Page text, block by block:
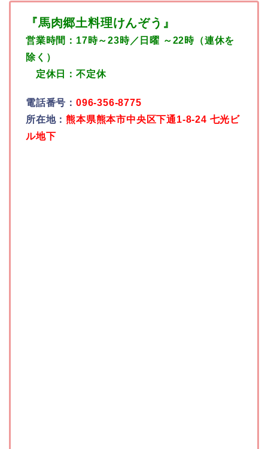
『馬肉郷土料理けんぞう』
営業時間：17時～23時／日曜 ～22時（連休を
除く）
定休日：不定休
電話番号： 096-356-8775
所在地：熊本県熊本市中央区下通1-8-24 七光ビ
ル地下